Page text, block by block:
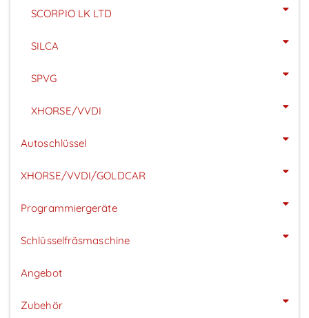
SCORPIO LK LTD
SILCA
SPVG
XHORSE/VVDI
Autoschlüssel
XHORSE/VVDI/GOLDCAR
Programmiergeräte
Schlüsselfräsmaschine
Angebot
Zubehör